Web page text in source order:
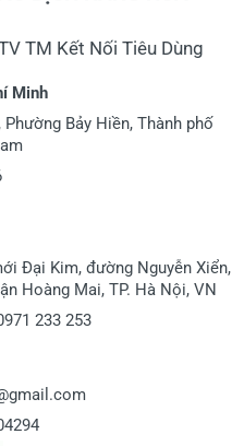
TM Kết Nối Tiêu Dùng
Minh
Bảy Hiền, Thành phố
Đại Kim, đường Nguyễn Xiển,
Hoàng Mai, TP. Hà Nội, VN
233 253